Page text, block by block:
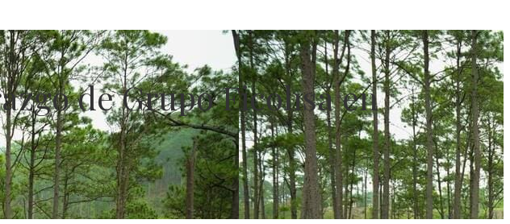
de Grupo Ficohsa en